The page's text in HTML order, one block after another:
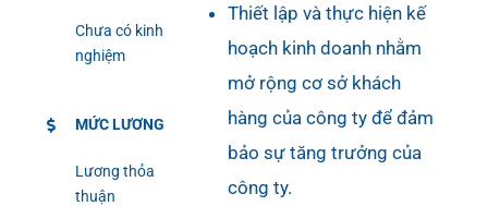
Chưa có kinh
nghiệm
MỨC LƯƠNG
Lương thỏa
thuận
Thiết lập và thực hiện kế
hoạch kinh doanh nhằm
mở rộng cơ sở khách
hàng của công ty để đảm
bảo sự tăng trưởng của
công ty.